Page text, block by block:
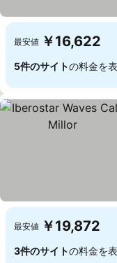
最安値 ￥16,622
5件のサイトの料金を
最安値 ￥19,872
3件のサイトの料金を